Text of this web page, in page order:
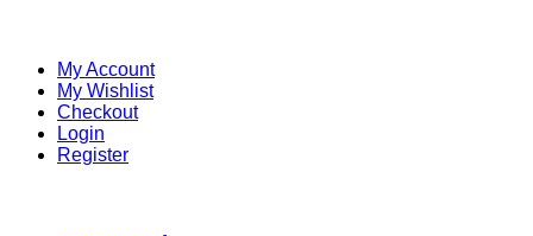
My Account
My Wishlist
Checkout
Login
Register